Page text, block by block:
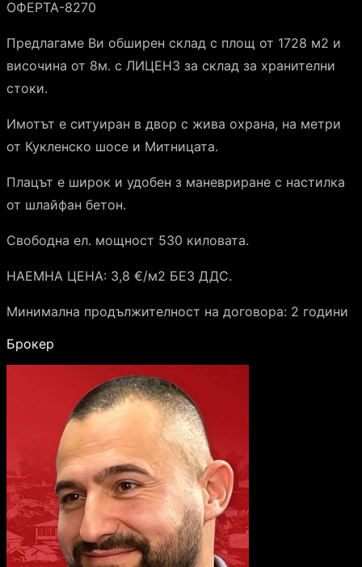
ОФЕРТА-8270
Предлагаме Ви обширен склад с площ от 1728 м2 и
височина от 8м. с ЛИЦЕНЗ за склад за хранителни
стоки.
Имотът е ситуиран в двор с жива охрана, на метри
от Кукленско шосе и Митницата.
Плацът е широк и удобен з маневриране с настилка
от шлайфан бетон.
Свободна ел. мощност 530 киловата.
НАЕМНА ЦЕНА: 3,8 €/м2 БЕЗ ДДС.
Минимална продължителност на договора: 2 години
Брокер